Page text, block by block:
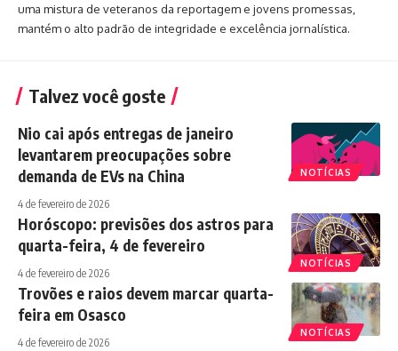
uma mistura de veteranos da reportagem e jovens promessas,
mantém o alto padrão de integridade e excelência jornalística.
Talvez você goste
NOTÍCIAS
Nio cai após entregas de janeiro
levantarem preocupações sobre
demanda de EVs na China
4 de fevereiro de 2026
NOTÍCIAS
Horóscopo: previsões dos astros para
quarta-feira, 4 de fevereiro
4 de fevereiro de 2026
NOTÍCIAS
Trovões e raios devem marcar quarta-
feira em Osasco
4 de fevereiro de 2026